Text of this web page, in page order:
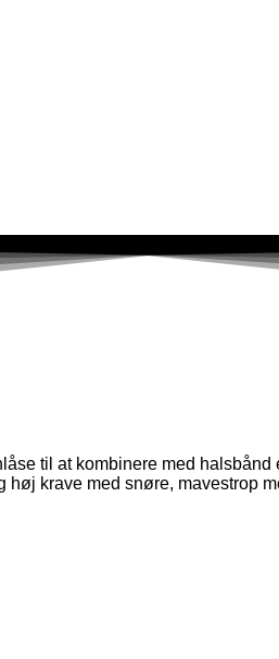
til at kombinere med halsbånd
krave med snøre, mavestrop